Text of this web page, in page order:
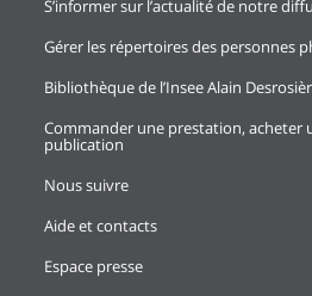
S’informer sur l’actualité de notre
Gérer les répertoires des personnes
Bibliothèque de l’Insee Alain
Commander une prestation, acheter
publication
Nous suivre
Aide et contacts
Espace presse